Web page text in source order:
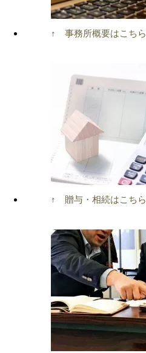
↑ 事務所概要はこちら
↑ 贈与・相続はこちら